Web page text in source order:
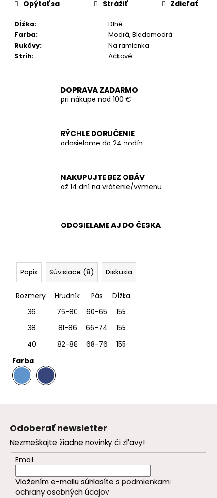
Dĺžka:
Dlhé
Farba:
Modrá, Bledomodrá
Rukávy:
Na ramienka
Strih: Áčkové
Opýtať sa Strážiť Zdieľať
DOPRAVA ZADARMO
pri nákupe nad 100 €
RÝCHLE DORUČENIE
odosielame do 24 hodín
NAKUPUJTE BEZ OBÁV
až 14 dní na vrátenie/výmenu
ODOSIELAME AJ DO ČESKA
Popis Súvisiace (8) Diskusia
Rozmery: Hrudník Pás
DÍžka
36
76-80 60-65
155
38
81-86 66-74
155
40
82-88 68-76
155
Farba
.
Odoberať newsletter
Nezmeškajte žiadne novinky či zľavy!
Email
Vložením e-mailu súhlasíte s podmienkami
ochrany osobných údajov